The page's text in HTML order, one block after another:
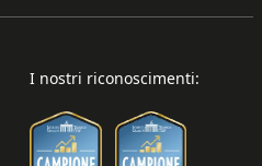
I nostri riconoscimenti: